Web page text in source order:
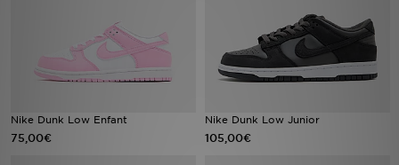
Nike Dunk Low Enfant
75,00€
Nike Dunk Low Junior
105,00€
Suivre Ma Commande
Service client
Nos Magasins